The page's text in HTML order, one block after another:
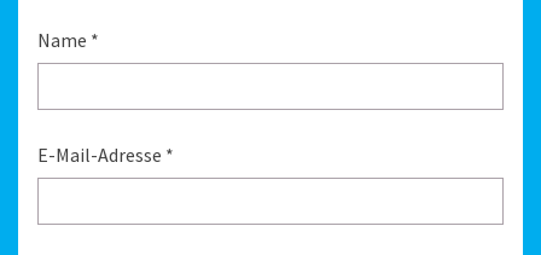
Name *
E-Mail-Adresse *